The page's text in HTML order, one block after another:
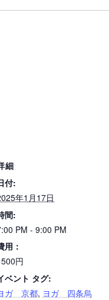
細
付:
年1月17日
間:
PM - 9:00 PM
用：
円
ベント タグ:
ガ 京都, ヨガ 四条烏